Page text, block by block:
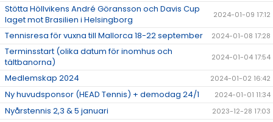
Stötta Höllvikens André Göransson och Davis Cup
laget mot Brasilien i Helsingborg
2024-01-09 17:12
Tennisresa för vuxna till Mallorca 18-22 september 2024-01-08 17:28
Terminsstart (olika datum för inomhus och
tältbanorna)
2024-01-04 17:54
Medlemskap 2024 2024-01-02 16:42
Ny huvudsponsor (HEAD Tennis) + demodag 24/1 2024-01-01 11:34
Nyårstennis 2,3 & 5 januari
2023-12-28 17:03